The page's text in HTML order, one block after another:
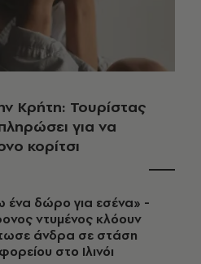
Κρήτη: Τουρίστας
για να
κορίτσι
ένα δώρο για εσένα» -
ντυμένος κλόουν
άνδρα σε στάση
στο Ιλινόι